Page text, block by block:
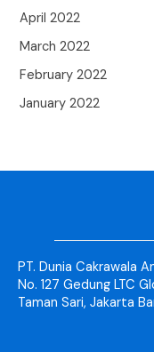
April 2022
March 2022
February 2022
January 2022
PT. Dunia Cakrawala
No. 127 Gedung LTC
Taman Sari, Jakarta